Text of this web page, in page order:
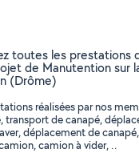
toutes les prestations
de Manutention sur
(Drôme)
réalisées par nos
transport de canapé,
déplacement de
camion à vider, ..